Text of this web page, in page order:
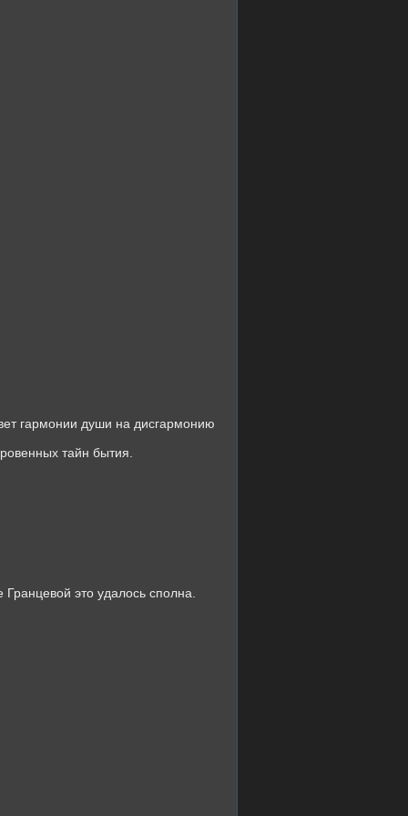
гармонии души на дисгармонию
тайн бытия.
Гранцевой это удалось сполна.